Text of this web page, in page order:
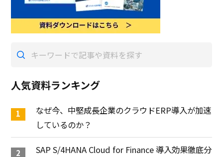
人気資料ランキング
なぜ今、中堅成長企業のクラウドERP導入が加速
しているのか？
SAP S/4HANA Cloud for Finance 導入効果徹底分